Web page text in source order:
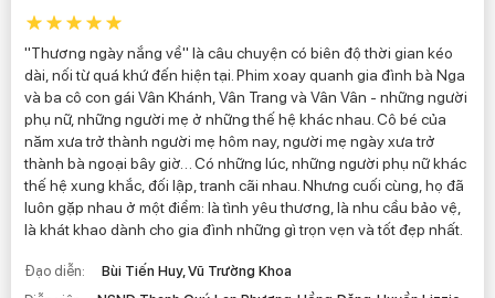
"Thương ngày nắng về" là câu chuyện có biên độ thời gian kéo
dài, nối từ quá khứ đến hiện tại. Phim xoay quanh gia đình bà Nga
và ba cô con gái Vân Khánh, Vân Trang và Vân Vân - những người
phụ nữ, những người mẹ ở những thế hệ khác nhau. Cô bé của
năm xưa trở thành người mẹ hôm nay, người mẹ ngày xưa trở
thành bà ngoại bây giờ… Có những lúc, những người phụ nữ khác
thế hệ xung khắc, đối lập, tranh cãi nhau. Nhưng cuối cùng, họ đã
luôn gặp nhau ở một điểm: là tình yêu thương, là nhu cầu bảo vệ,
là khát khao dành cho gia đình những gì trọn vẹn và tốt đẹp nhất.
Đạo diễn:
Bùi Tiến Huy, Vũ Trường Khoa